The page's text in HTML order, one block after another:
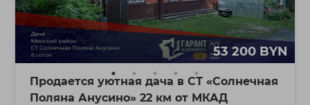
53 200 BYN
Продается уютная дача в СТ «Солнечная
Поляна Анусино» 22 км от МКАД